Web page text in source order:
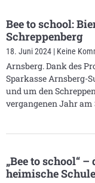
Bee to school:
Schreppenberg
18. Juni 2024 Keine
Arnsberg. Dank des
Sparkasse Arnsberg-
und um den
vergangenen Jahr
„Bee to school“
heimische